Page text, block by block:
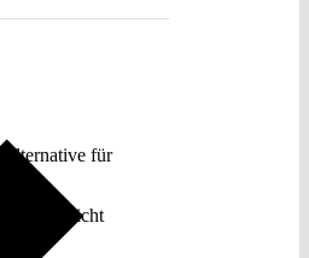
für
aus
nicht